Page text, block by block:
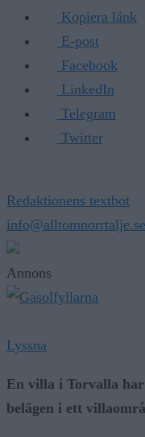
Kopiera länk
E-post
Facebook
LinkedIn
Telegram
Twitter
Redaktionens textbot
info@alltomnorrtalje.se
Annons
Lyssna
En villa i Torvalla
belägen i ett